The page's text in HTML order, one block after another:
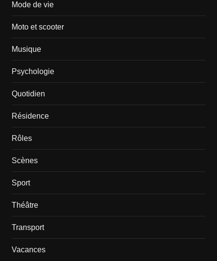
Mode de vie
Moto et scooter
Musique
Psychologie
Quotidien
Résidence
Rôles
Scènes
Sport
Théâtre
Transport
Vacances